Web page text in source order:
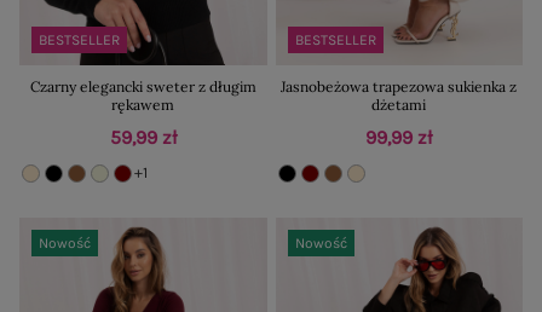
BESTSELLER
Czarny elegancki sweter z długim
rękawem
59,99 zł
+1
BESTSELLER
Jasnobeżowa trapezowa sukienka z
dżetami
99,99 zł
Nowość Nowość